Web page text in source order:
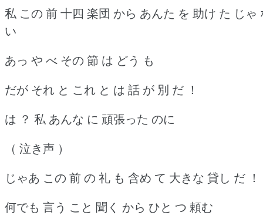
私 この 前 十四 楽団 から あんた を 助け た じゃ
い
あっ や べ その 節 は どう も
だが それ と これ と は 話 が 別 だ ！
は ？ 私 あんな に 頑張った のに
（ 泣き声 ）
じゃあ この 前 の 礼 も 含め て 大きな 貸し だ ！
何でも 言う こと 聞く から ひと つ 頼む